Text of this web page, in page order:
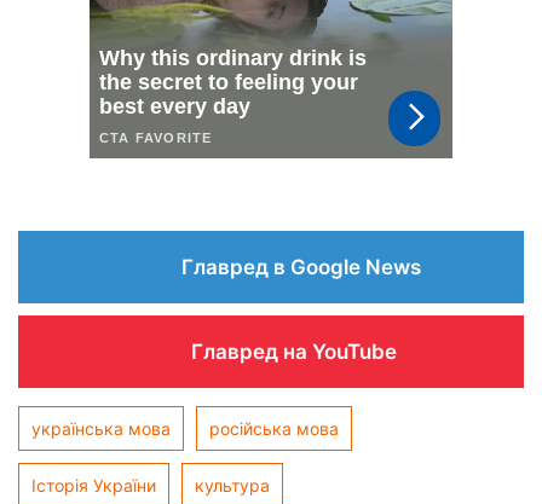
Главред в Google News
Главред на YouTube
українська мова російська мова
Історія України культура